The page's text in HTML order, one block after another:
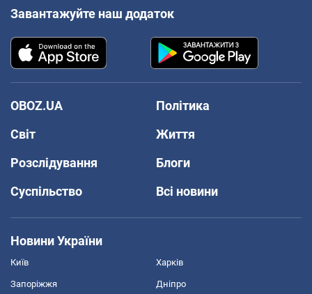
Завантажуйте наш додаток
OBOZ.UA
Політика
Світ
Життя
Розслідування
Блоги
Суспільство
Всі новини
Новини України
Київ Харків
Запоріжжя Дніпро